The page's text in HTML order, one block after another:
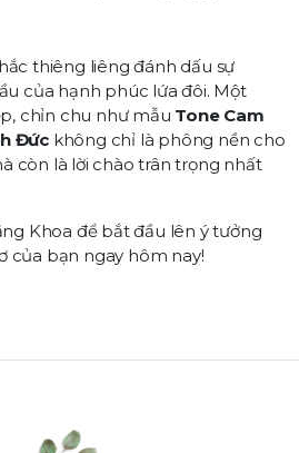
thiêng liêng đánh dấu sự
của hạnh phúc lứa đôi. Một
chỉn chu như mẫu Tone Cam
Đức không chỉ là phông nền cho
còn là lời chào trân trọng nhất
Khoa để bắt đầu lên ý tưởng
của bạn ngay hôm nay!